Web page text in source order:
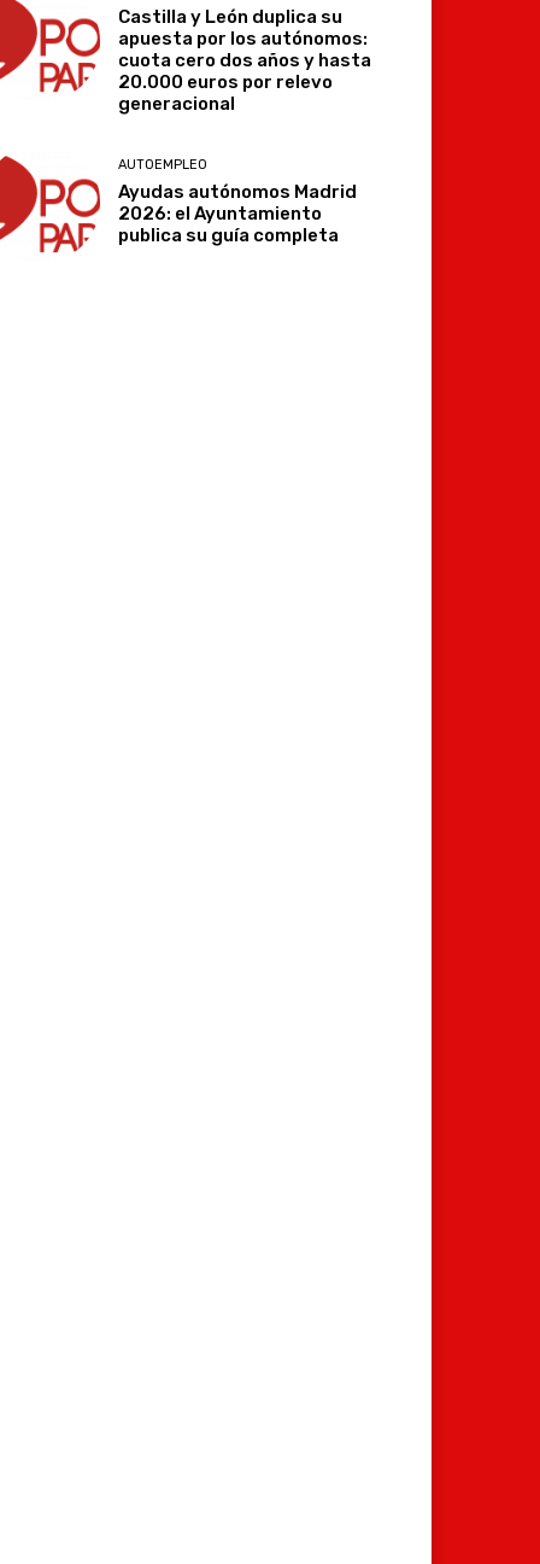
Castilla y León duplica su
apuesta por los autónomos:
cuota cero dos años y hasta
20.000 euros por relevo
generacional
AUTOEMPLEO
Ayudas autónomos Madrid
2026: el Ayuntamiento
publica su guía completa